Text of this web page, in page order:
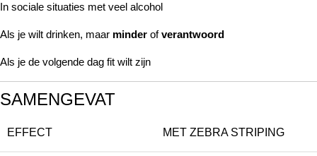
In sociale situaties met veel alcohol
Als je wilt drinken, maar minder ofverantwoord
Als je de volgende dag fit wilt zijn
SAMENGEVAT
EFFECT MET ZEBRA STRIPING